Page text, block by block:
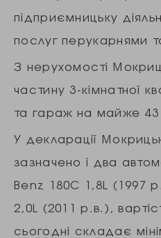
підприємницьку
послуг перукарнями
З нерухомості
частину 3-кімнатної
та гараж на майже 43
У декларації
зазначено і два
Benz 180C 1,8L (1997
2,0L (2011 р.в.),
сьогодні складає